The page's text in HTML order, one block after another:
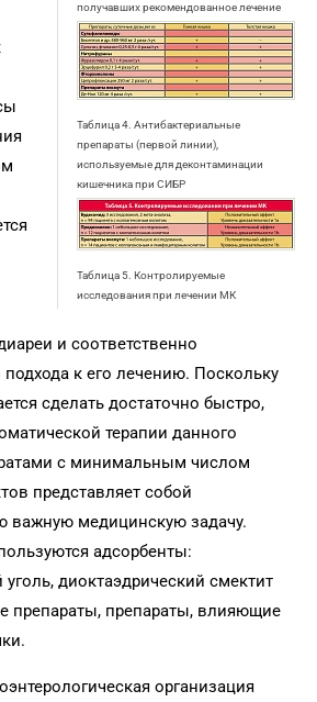
получавших рекомендованное лечение
Таблица 4. Антибактериальные
препараты (первой линии),
используемые для деконтаминации
кишечника при СИБР
Таблица 5. Контролируемые
исследования при лечении МК
и соответственно
подхода к его лечению. Поскольку
сделать достаточно быстро,
терапии данного
с минимальным числом
представляет собой
важную медицинскую задачу.
адсорбенты:
диоктаэдрический смектит
препараты, препараты, влияющие
организация